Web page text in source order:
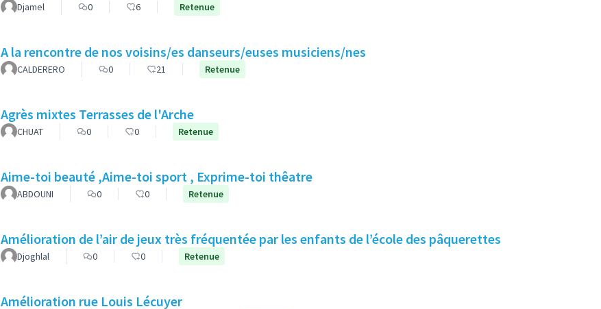
Djamel 0 6 Retenue
A la rencontre de nos voisins/es danseurs/euses musiciens/nes
CALDERERO 0 21 Retenue
Agrès mixtes Terrasses de l'Arche
CHUAT 0 0 Retenue
Aime-toi beauté ,Aime-toi sport , Exprime-toi thêatre
ABDOUNI 0 0 Retenue
Amélioration de l’air de jeux très fréquentée par les enfants de l’école des pâquerettes
Djoghlal 0 0 Retenue
Amélioration rue Louis Lécuyer